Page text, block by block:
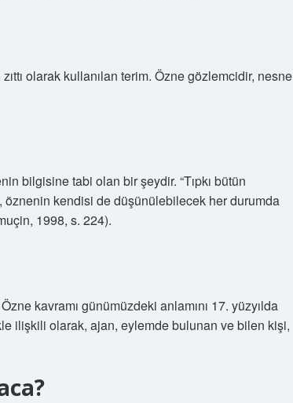
olarak kullanılan terim. Özne gözlemcidir, nesne
bilgisine tabi olan bir şeydir. “Tıpkı bütün
öznenin kendisi de düşünülebilecek her durumda
1998, s. 224).
kavramı günümüzdeki anlamını 17. yüzyılda
ilişkili olarak, ajan, eylemde bulunan ve bilen kişi,